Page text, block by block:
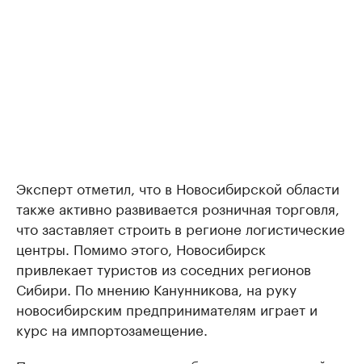
Эксперт отметил, что в Новосибирской области
также активно развивается розничная торговля,
что заставляет строить в регионе логистические
центры. Помимо этого, Новосибирск
привлекает туристов из соседних регионов
Сибири. По мнению Канунникова, на руку
новосибирским предпринимателям играет и
курс на импортозамещение.